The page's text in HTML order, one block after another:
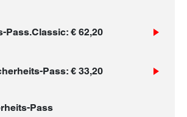
Pass.Classic: € 62,20
Pass: € 33,20
Pass